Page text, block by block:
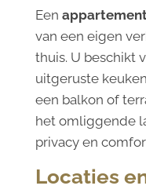
Een
van een eigen
thuis. U beschikt
uitgeruste
een balkon of
het omliggende
privacy en
Locaties